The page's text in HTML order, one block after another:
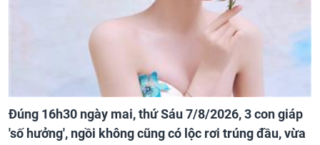
Đúng 16h30 ngày mai, thứ Sáu 7/8/2026, 3 con giáp
'số hưởng', ngồi không cũng có lộc rơi trúng đầu, vừa